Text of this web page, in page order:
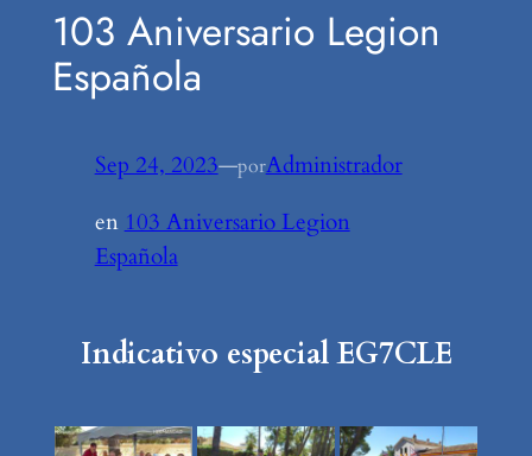
103 Aniversario Legion
Española
Sep 24, 2023—porAdministrador
en103 Aniversario Legion
Española
Indicativo especial EG7CLE